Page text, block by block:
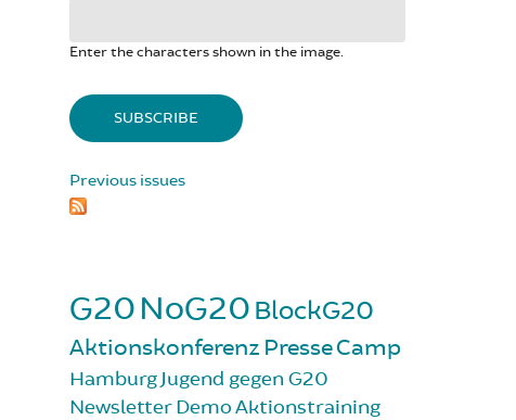
Enter the characters shown in the image.
Previous issues
G20NoG20 BlockG20
Aktionskonferenz PresseCamp
HamburgJugend gegen G20
NewsletterDemoAktionstraining